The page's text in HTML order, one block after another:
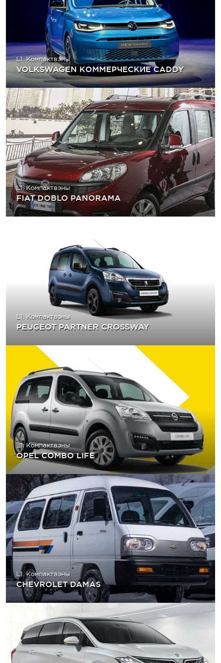
L1. Компактвэны
VOLKSWAGEN КОММЕРЧЕСКИЕ CADDY
L1. Компактвэны
FIAT DOBLO PANORAMA
L1. Компактвэны
PEUGEOT PARTNER CROSSWAY
L1. Компактвэны
OPEL COMBO LIFE
L1. Компактвэны
CHEVROLET DAMAS